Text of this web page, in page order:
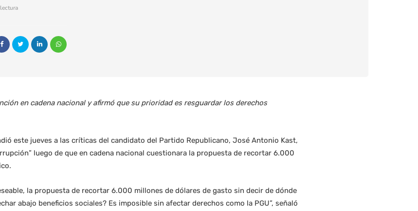
en cadena nacional y afirmó que su prioridad es resguardar los derechos
este jueves a las críticas del candidato del Partido Republicano, José Antonio Kast,
luego de que en cadena nacional cuestionara la propuesta de recortar 6.000
la propuesta de recortar 6.000 millones de dólares de gasto sin decir de dónde
abajo beneficios sociales? Es imposible sin afectar derechos como la PGU”, señaló